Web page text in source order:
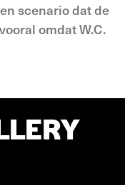
scenario dat de
omdat W.C.